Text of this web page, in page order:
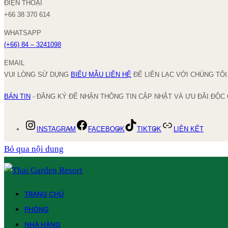
ĐIỆN THOẠI
+66 38 370 614
WHATSAPP
(+66) 84 – 3241098
EMAIL
VUI LÒNG SỬ DỤNG BIỂU MẪU LIÊN HỆ ĐỂ LIÊN LẠC VỚI CHÚNG TÔI.
BẢN TIN - ĐĂNG KÝ ĐỂ NHẬN THÔNG TIN CẬP NHẬT VÀ ƯU ĐÃI ĐỘC
INSTAGRAM FACEBOOK TIKTOK LIÊN KẾT
Bỏ qua nội dung
TRANG CHỦ
PHÒNG
NHÀ HÀNG